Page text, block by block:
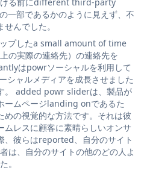
一部であるかのように見えず、不
んでした。
プしたa small amount of time
の実際の連絡先）の連絡先を
はpowrソーシャルを利用して
シャルメディアを成長させました
。 added powr sliderは、製品が
ームページlanding onであるた
の視覚的な方法です。それは彼
ムレスに顧客に素晴らしいオンサ
、彼らはreported、自分のサイト
は、自分のサイトの他のどの人よ
。